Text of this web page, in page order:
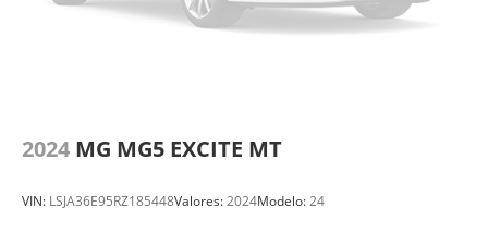
2024 MG MG5 EXCITE MT
VIN: LSJA36E95RZ185448Valores:2024Modelo:24